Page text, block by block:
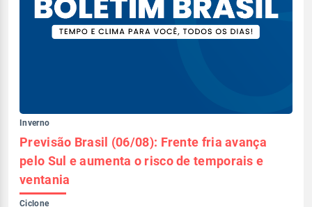
Inverno
Previsão Brasil (06/08): Frente fria avança
pelo Sul e aumenta o risco de temporais e
ventania
Ciclone